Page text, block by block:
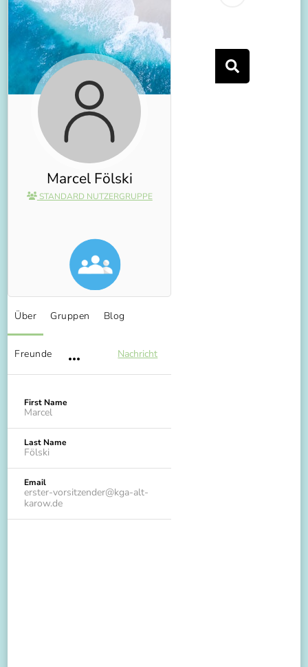
Marcel Fölski
STANDARD NUTZERGRUPPE
Über Gruppen Blog
Freunde Nachricht
First Name
Marcel
Last Name
Fölski
Email
erster-vorsitzender@kga-alt-
karow.de